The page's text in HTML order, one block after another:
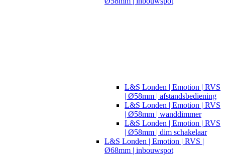
L&S Londen | Emotion | RVS
| Ø58mm | afstandsbediening
L&S Londen | Emotion | RVS
| Ø58mm | wanddimmer
L&S Londen | Emotion | RVS
| Ø58mm | dim schakelaar
L&S Londen | Emotion | RVS |
Ø68mm | inbouwspot